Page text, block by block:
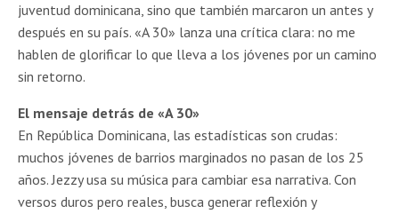
juventud dominicana, sino que también marcaron un antes y
después en su país. «A 30» lanza una crítica clara: no me
hablen de glorificar lo que lleva a los jóvenes por un camino
sin retorno.
El mensaje detrás de «A 30»
En República Dominicana, las estadísticas son crudas:
muchos jóvenes de barrios marginados no pasan de los 25
años. Jezzy usa su música para cambiar esa narrativa. Con
versos duros pero reales, busca generar reflexión y